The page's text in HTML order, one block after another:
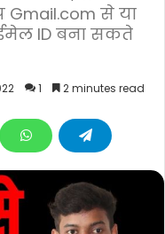
Gmail.com से या
ID बना सकते
1 2 minutes read